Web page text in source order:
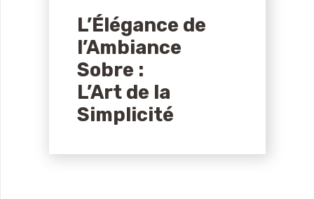
L’Élégance de
l’Ambiance
Sobre :
L’Art de la
Simplicité